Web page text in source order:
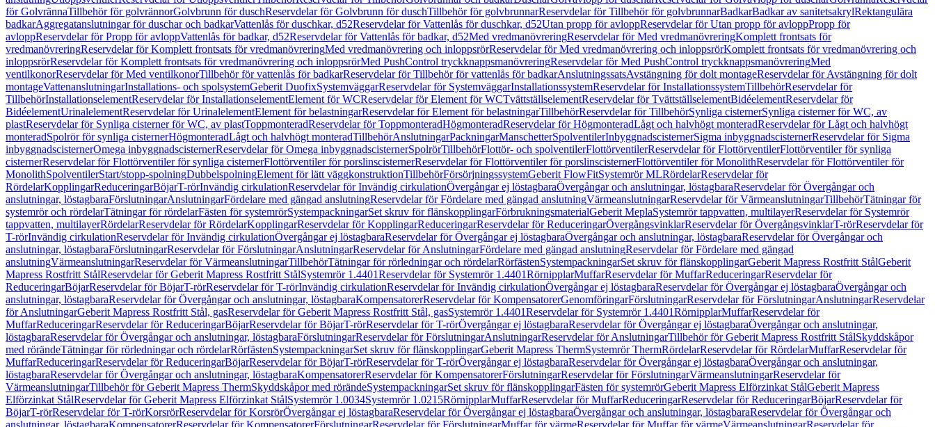
för GolvrännaTillbehör för golvrännorGolvbrunn för duschReservdelar för Golvbrunn för duschTillbehör för golvbrunnarReservdelar för Tillbehör för golvbrunnarBadkarBadkar av sanitetsakrylRektangulära
badkarAggregatanslutningar för duschar och badkarVattenlås för duschkar, d52Reservdelar för Vattenlås för duschkar, d52Utan propp för avloppReservdelar för Utan propp för avloppPropp för
avloppReservdelar för Propp för avloppVattenlås för badkar, d52Reservdelar för Vattenlås för badkar, d52Med vredmanövreringReservdelar för Med vredmanövreringKomplett frontsats för
vredmanövreringReservdelar för Komplett frontsats för vredmanövreringMed vredmanövrering och inloppsrörReservdelar för Med vredmanövrering och inloppsrörKomplett frontsats för vredmanövrering och
inloppsrörReservdelar för Komplett frontsats för vredmanövrering och inloppsrörMed PushControl tryckknappsmanövreringReservdelar för Med PushControl tryckknappsmanövreringMed
ventilkonorReservdelar för Med ventilkonorTillbehör för vattenlås för badkarReservdelar för Tillbehör för vattenlås för badkarAnslutningssatsAvstängning för dolt montageReservdelar för Avstängning för dolt
montageVattenanslutningarInstallations- och spolsystemGeberit DuofixSystemväggarReservdelar för SystemväggarInstallationssystemReservdelar för InstallationssystemTillbehörReservdelar för
TillbehörInstallationselementReservdelar för InstallationselementElement för WCReservdelar för Element för WCTvättställselementReservdelar för TvättställselementBidéelementReservdelar för
BidéelementUrinalelementReservdelar för UrinalelementElement för belastningarReservdelar för Element för belastningarTillbehörReservdelar för TillbehörSynliga cisternerSynliga cisterner för WC, av
plastReservdelar för Synliga cisterner för WC, av plastToppmonteradReservdelar för ToppmonteradHögmonteradReservdelar för HögmonteradLågt och halvhögt monteradReservdelar för Lågt och halvhögt
monteradSpolrör för synliga cisternerHögmonteradLågt och halvhögt monteradTillbehörAnslutningarPackningarManschetterSpolventilerInbyggnadscisternerSigma inbyggnadscisternerReservdelar för Sigma
inbyggnadscisternerOmega inbyggnadscisternerReservdelar för Omega inbyggnadscisternerSpolrörTillbehörFlottör- och spolventilerFlottörventilerReservdelar för FlottörventilerFlottörventiler för synliga
cisternerReservdelar för Flottörventiler för synliga cisternerFlottörventiler för porslinscisternerReservdelar för Flottörventiler för porslinscisternerFlottörventiler för MonolithReservdelar för Flottörventiler för
MonolithSpolventilerStart/stopp-spolningDubbelspolningElement för lätt väggkonstruktionTillbehörFörsörjningssystemGeberit FlowFitSystemrör MLRördelarReservdelar för
RördelarKopplingarReduceringarBöjarT-rörInvändig cirkulationReservdelar för Invändig cirkulationÖvergångar ej löstagbaraÖvergångar och anslutningar, löstagbaraReservdelar för Övergångar och
anslutningar, löstagbaraFörslutningarAnslutningarFördelare med gängad anslutningReservdelar för Fördelare med gängad anslutningVärmeanslutningarReservdelar för VärmeanslutningarTillbehörTätningar för
systemrör och rördelarTätningar för rördelarFästen för systemrörSystempackningarSet skruv för flänskopplingarFörbrukningsmaterialGeberit MeplaSystemrör tappvatten, multilayerReservdelar för Systemrör
tappvatten, multilayerRördelarReservdelar för RördelarKopplingarReservdelar för KopplingarReduceringarReservdelar för ReduceringarÖvergångsvinklarReservdelar för ÖvergångsvinklarT-rörReservdelar för
T-rörInvändig cirkulationReservdelar för Invändig cirkulationÖvergångar ej löstagbaraReservdelar för Övergångar ej löstagbaraÖvergångar och anslutningar, löstagbaraReservdelar för Övergångar och
anslutningar, löstagbaraFörslutningarReservdelar för FörslutningarAnslutningarReservdelar för AnslutningarFördelare med gängad anslutningReservdelar för Fördelare med gängad
anslutningVärmeanslutningarReservdelar för VärmeanslutningarTillbehörTätningar för rörledningar och rördelarRörfästenSystempackningarSet skruv för flänskopplingarGeberit Mapress Rostfritt StålGeberit
Mapress Rostfritt StålReservdelar för Geberit Mapress Rostfritt StålSystemrör 1.4401Reservdelar för Systemrör 1.4401RörnipplarMuffarReservdelar för MuffarReduceringarReservdelar för
ReduceringarBöjarReservdelar för BöjarT-rörReservdelar för T-rörInvändig cirkulationReservdelar för Invändig cirkulationÖvergångar ej löstagbaraReservdelar för Övergångar ej löstagbaraÖvergångar och
anslutningar, löstagbaraReservdelar för Övergångar och anslutningar, löstagbaraKompensatorerReservdelar för KompensatorerGenomföringarFörslutningarReservdelar för FörslutningarAnslutningarReservdelar
för AnslutningarGeberit Mapress Rostfritt Stål, gasReservdelar för Geberit Mapress Rostfritt Stål, gasSystemrör 1.4401Reservdelar för Systemrör 1.4401RörnipplarMuffarReservdelar för
MuffarReduceringarReservdelar för ReduceringarBöjarReservdelar för BöjarT-rörReservdelar för T-rörÖvergångar ej löstagbaraReservdelar för Övergångar ej löstagbaraÖvergångar och anslutningar,
löstagbaraReservdelar för Övergångar och anslutningar, löstagbaraFörslutningarReservdelar för FörslutningarAnslutningarReservdelar för AnslutningarTillbehör för Geberit Mapress Rostfritt StålSkyddskåpor
med rörändeTätningar för rörledningar och rördelarRörfästenSystempackningarSet skruv för flänskopplingarGeberit Mapress ThermSystemrör ThermRördelarReservdelar för RördelarMuffarReservdelar för
MuffarReduceringarReservdelar för ReduceringarBöjarReservdelar för BöjarT-rörReservdelar för T-rörÖvergångar ej löstagbaraReservdelar för Övergångar ej löstagbaraÖvergångar och anslutningar,
löstagbaraReservdelar för Övergångar och anslutningar, löstagbaraKompensatorerReservdelar för KompensatorerFörslutningarReservdelar för FörslutningarVärmeanslutningarReservdelar för
VärmeanslutningarTillbehör för Geberit Mapress ThermSkyddskåpor med rörändeSystempackningarSet skruv för flänskopplingarFästen för systemrörGeberit Mapress Elförzinkat StålGeberit Mapress
Elförzinkat StålReservdelar för Geberit Mapress Elförzinkat StålSystemrör 1.0034Systemrör 1.0215RörnipplarMuffarReservdelar för MuffarReduceringarReservdelar för ReduceringarBöjarReservdelar för
BöjarT-rörReservdelar för T-rörKorsrörReservdelar för KorsrörÖvergångar ej löstagbaraReservdelar för Övergångar ej löstagbaraÖvergångar och anslutningar, löstagbaraReservdelar för Övergångar och
anslutningar, löstagbaraKompensatorerReservdelar för KompensatorerFörslutningarReservdelar för FörslutningarMuffar för värmeReservdelar för Muffar för värmeVärmeanslutningarReservdelar för